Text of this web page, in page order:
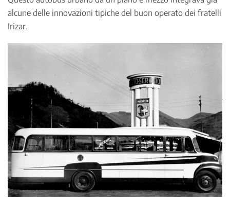
alcune delle innovazioni tipiche del buon operato dei fratelli
Irizar.